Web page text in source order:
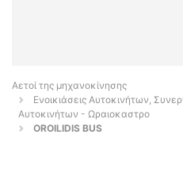
Αετοί της μηχανοκίνησης
Ενοικιάσεις Αυτοκινήτων,
Αυτοκινήτων - Ωραιοκαστρο
OROILIDIS BUS